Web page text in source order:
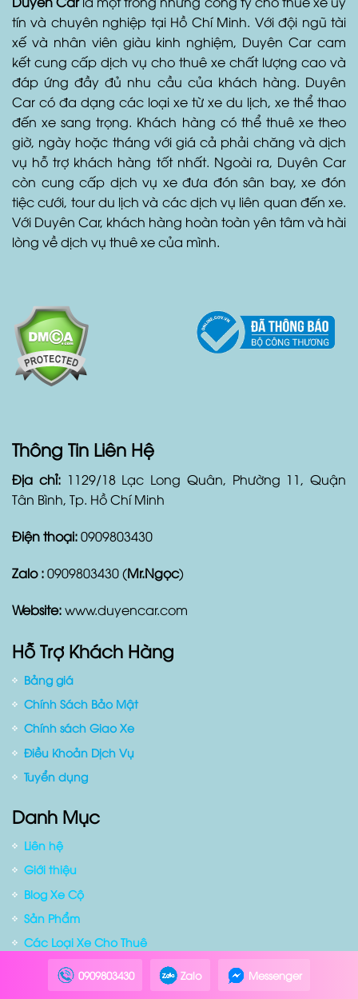
0909803430 Zalo Messenger
DỊCH VỤ CHO THUÊ XE DUYÊN CAR
Duyên Carlà một trong những công ty cho thuê xe uy
tín và chuyên nghiệp tại Hồ Chí Minh. Với đội ngũ tài
xế và nhân viên giàu kinh nghiệm, Duyên Car cam
kết cung cấp dịch vụ cho thuê xe chất lượng cao và
đáp ứng đầy đủ nhu cầu của khách hàng. Duyên
Car có đa dạng các loại xe từ xe du lịch, xe thể thao
đến xe sang trọng. Khách hàng có thể thuê xe theo
giờ, ngày hoặc tháng với giá cả phải chăng và dịch
vụ hỗ trợ khách hàng tốt nhất. Ngoài ra, Duyên Car
còn cung cấp dịch vụ xe đưa đón sân bay, xe đón
Thông Tin Liên Hệ
Địa chỉ:1129/18 Lạc Long Quân, Phường 11, Quận
Website: www.duyencar.com
Hỗ Trợ Khách Hàng
Bảng giá
Chính Sách Bảo Mật
Chính sách Giao Xe
Điều Khoản Dịch Vụ
Danh Mục
Liên hệ
Giới thiệu
Blog Xe Cộ
Sản Phẩm